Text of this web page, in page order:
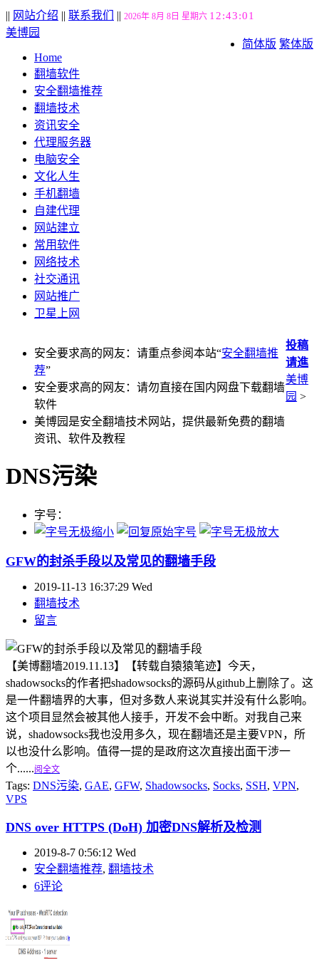
|| 网站介绍 || 联系我们 || 2026年 8月 8日 星期六 12:43:02
简体版 繁体版
美博园
Home
翻墙软件
安全翻墙推荐
翻墙技术
资讯安全
代理服务器
电脑安全
文化人生
手机翻墙
自建代理
网站建立
常用软件
网络技术
社交通讯
网站推广
卫星上网
安全要求高的网友：请重点参阅本站“安全翻墙推
荐”
安全要求高的网友：请勿直接在国内网盘下载翻墙
软件
美博园是安全翻墙技术网站，提供最新免费的翻墙
资讯、软件及教程
投稿
请進
美博
园 >
DNS污染
字号：
GFW的封杀手段以及常见的翻墙手段
2019-11-13 16:37:29 Wed
翻墙技术
留言
【美博翻墙2019.11.13】【转载自猿猿笔迹】今天，
shadowsocks的作者把shadowsocks的源码从github上删除了。这
是一件翻墙界的大事，但对多数人来说其实并没有什么影响。
这个项目显然会被其他人接手，开发不会中断。对我自己来
说，shadowsocks我也没用多久，现在翻墙还是主要VPN，所
以也没什么影响。值得一提的是政府这次直接出面干涉一
个......阅全文
Tags: DNS污染, GAE, GFW, Shadowsocks, Socks, SSH, VPN,
VPS
DNS over HTTPS (DoH) 加密DNS解析及检测
2019-8-7 0:56:12 Wed
安全翻墙推荐, 翻墙技术
6评论